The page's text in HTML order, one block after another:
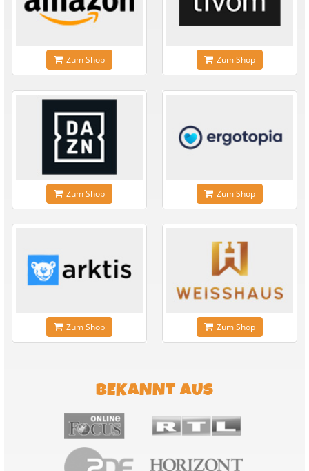
Zum Shop Zum Shop
Zum Shop Zum Shop
Zum Shop Zum Shop
BEKANNT AUS